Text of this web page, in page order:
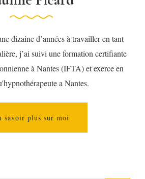
dizaine d’années à travailler en tant
j’ai suivi une formation certifiante
à Nantes (IFTA) et exerce en
a Nantes.
savoir plus sur moi